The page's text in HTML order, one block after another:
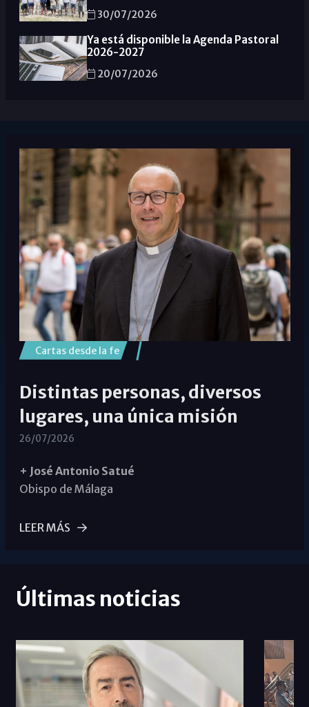
30/07/2026
Ya está disponible la Agenda Pastoral
2026-2027
20/07/2026
Cartas desde la fe
Distintas personas, diversos
lugares, una única misión
26/07/2026
+ José Antonio Satué
Obispo de Málaga
LEER MÁS
Últimas noticias